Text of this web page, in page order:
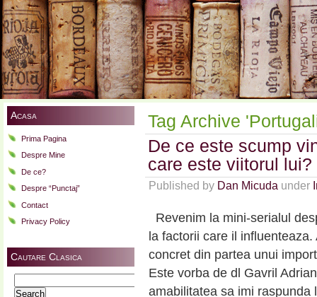
Acasa
Prima Pagina
Despre Mine
De ce?
Despre “Punctaj”
Contact
Privacy Policy
Cautare Clasica
for:
Tag Archive
De ce este scump
care este viitorul
Published by Dan Micuda under
Revenim la mini-serialul
la factorii care il
concret din partea unui
Este vorba de dl Gavril
amabilitatea sa imi